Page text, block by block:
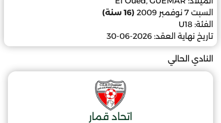
السبت 7 نوفمبر 2009
(16 سنة)
الفئة: U18
تاريخ نهاية العقد: 2026-06-30
النادي الحالي
اتحاد قمار